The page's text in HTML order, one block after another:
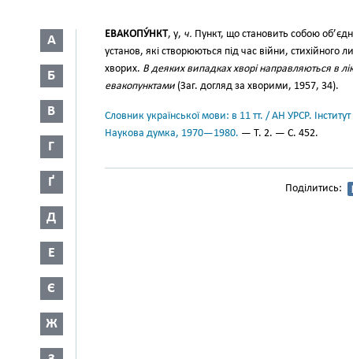
А
Б
В
Г
Ґ
Д
Е
Є
Ж
ЕВАКОПУ́НКТ, у, ч. Пункт, що становить собою
установ, які створюються під час війни, стихійного
хворих. В деяких випадках хворі направляються в
евакопунктами (Заг. догляд за хворими, 1957, 34).
Словник української мови: в 11 тт. / АН УРСР.
Наукова думка, 1970—1980. — Т. 2. — С. 452.
Поділитись: